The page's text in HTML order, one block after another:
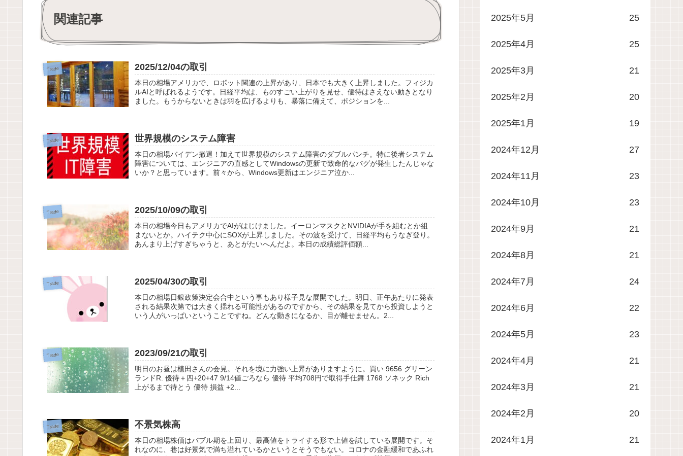
関連記事
Trade 2025/12/04の取引
本日の相場アメリカで、ロボット関連の上昇があり、日本でも大きく上昇しました。フィジカ
ルAIと呼ばれるようです。日経平均は、ものすごい上がりを見せ、優待はさえない動きとなり
ました。もうからないときは羽を広げるよりも、暴落に備えて、ポジションを...
Trade 世界規模のシステム障害
本日の相場バイデン撤退！加えて世界規模のシステム障害のダブルパンチ。特に後者システム
障害については、エンジニアの直感としてWindowsの更新で致命的なバグが発生したんじゃな
いか？と思っています。前々から、Windows更新はエンジニア泣か...
Trade 2025/10/09の取引
本日の相場今日もアメリカでAIがはじけました。イーロンマスクとNVIDIAが手を組むとか組
まないとか。ハイテク中心にSOXが上昇しました。その波を受けて、日経平均もうなぎ登り。
あんまり上げすぎちゃうと、あとがたいへんだよ。本日の成績総評価額...
Trade 2025/04/30の取引
本日の相場日銀政策決定会合中という事もあり様子見な展開でした。明日、正午あたりに発表
される結果次第では大きく揺れる可能性があるのですから、その結果を見てから投資しようと
いう人がいっぱいということですね。どんな動きになるか、目が離せません。2...
Trade 2023/09/21の取引
明日のお昼は植田さんの会見。それを境に力強い上昇がありますように。買い 9656 グリーン
ランドR. 優待＋四+20+47 9/14値ごろなら 優待 平均708円で取得手仕舞 1768 ソネック Rich
上がるまで待とう 優待 損益 +2...
Trade 不景気株高
本日の相場株価はバブル期を上回り、最高値をトライする形で上値を試している展開です。そ
れなのに、巷は好景気で満ち溢れているかというとそうでもない。コロナの金融緩和であふれ
2025年5月 25
2025年4月 25
2025年3月 21
2025年2月 20
2025年1月 19
2024年12月 27
2024年11月 23
2024年10月 23
2024年9月 21
2024年8月 21
2024年7月 24
2024年6月 22
2024年5月 23
2024年4月 21
2024年3月 21
2024年2月 20
2024年1月 21